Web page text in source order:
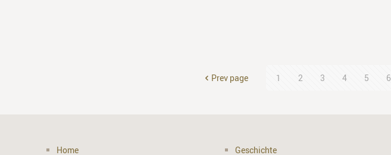
Prev page 1 2 3 4 5 6
Home Geschichte